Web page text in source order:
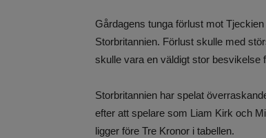
Gårdagens tunga förlust mot
Storbritannien. Förlust skulle med
skulle vara en väldigt stor besvikelse
Storbritannien har spelat
efter att spelare som Liam Kirk och
ligger före Tre Kronor i tabellen.